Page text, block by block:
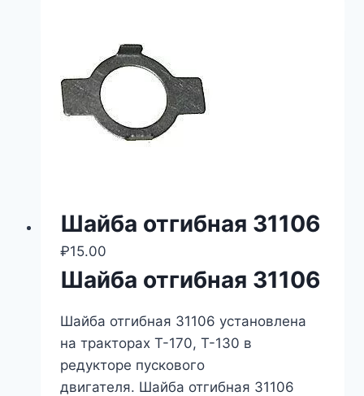
Шайба отгибная 31106
₽15.00
Шайба отгибная 31106
Шайба отгибная 31106 установлена
на тракторах Т-170, Т-130 в
редукторе пускового
двигателя. Шайба отгибная 31106